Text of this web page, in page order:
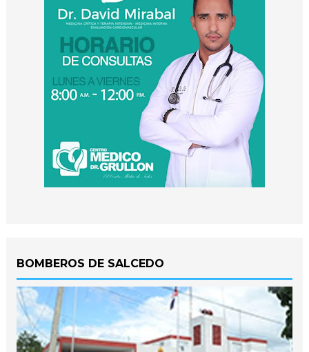
BOMBEROS DE SALCEDO